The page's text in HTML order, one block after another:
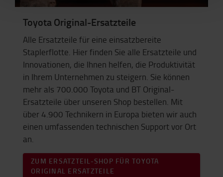
Toyota Original-Ersatzteile
Alle Ersatzteile für eine einsatzbereite
Staplerflotte. Hier finden Sie alle Ersatzteile und
Innovationen, die Ihnen helfen, die Produktivität
in Ihrem Unternehmen zu steigern. Sie können
mehr als 700.000 Toyota und BT Original-
Ersatzteile über unseren Shop bestellen. Mit
über 4.900 Technikern in Europa bieten wir auch
einen umfassenden technischen Support vor Ort
an.
ZUM ERSATZTEIL-SHOP FÜR TOYOTA
ORIGINAL ERSATZTEILE